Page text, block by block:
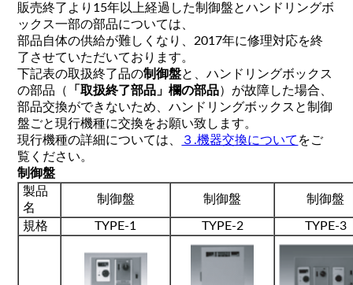
販売終了より15年以上経過した制御盤とハンドリングボ
ックス一部の部品については、
部品自体の供給が難しくなり、2017年に修理対応を終
了させていただいております。
下記表の取扱終了品の制御盤と、ハンドリングボックス
の部品（
「取扱終了部品」欄の部品）が故障した場合、
部品交換ができないため、ハンドリングボックスと制御
盤ごと現行機種に交換をお願い致します。
現行機種の詳細については、
３.機器交換について をご
覧ください。
制御盤
製品
名
制御盤 制御盤 制御盤
規格 TYPE-1 TYPE-2 TYPE-3